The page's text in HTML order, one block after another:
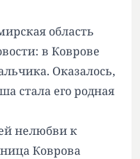
область
в Коврове
Оказалось,
стала его родная
нелюбви к
Коврова